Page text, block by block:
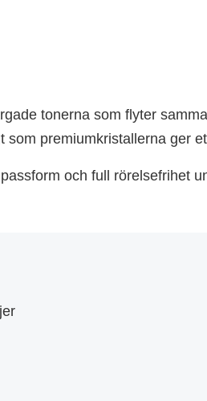
tonerna som flyter
premiumkristallerna ger
och full rörelsefrihet